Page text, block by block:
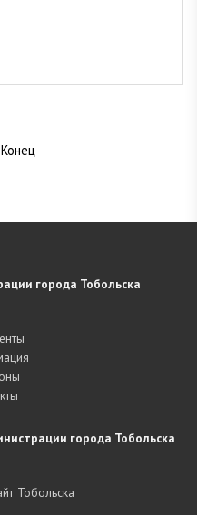
Конец
города Тобольска
города Тобольска
Тобольска